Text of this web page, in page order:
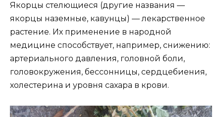
Якорцы стелющиеся (другие названия —
якорцы наземные, кавунцы) — лекарственное
растение. Их применение в народной
медицине способствует, например, снижению:
артериального давления, головной боли,
головокружения, бессонницы, сердцебиения,
холестерина и уровня сахара в крови.